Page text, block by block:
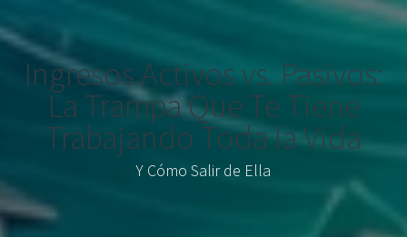
Ingresos Activos vs. Pasivos:
La Trampa Que Te Tiene
Trabajando Toda la Vida
Y Cómo Salir de Ella